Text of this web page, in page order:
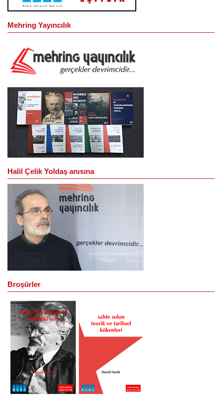
Mehring Yayıncılık
Halil Çelik Yoldaş anısına
Broşürler